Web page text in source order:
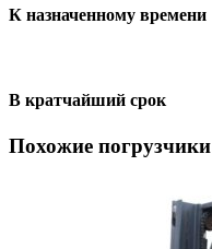
К назначенному времени
В кратчайший срок
Похожие погрузчики